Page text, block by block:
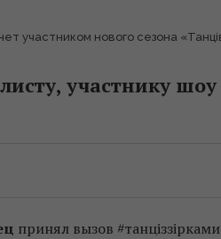
участником нового сезона «Танців
участнику шоу
принял вызов